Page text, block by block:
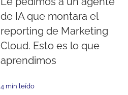
de IA que montara el
reporting de Marketing
Cloud. Esto es lo que
aprendimos
4 min leído